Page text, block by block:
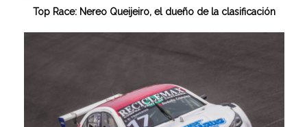
Top Race: Nereo Queijeiro, el dueño de la clasificación